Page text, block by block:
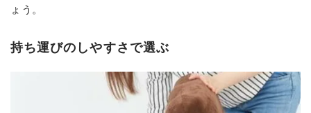
ょう。
持ち運びのしやすさで選ぶ